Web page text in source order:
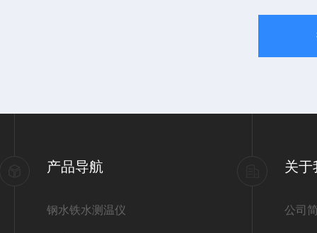
产品导航
钢水铁水测温仪
关于
公司